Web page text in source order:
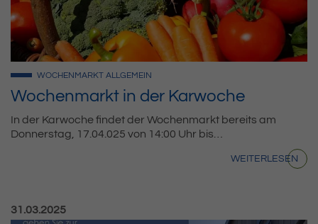
Wochenmarkt in der Karwoche
WOCHENMARKT ALLGEMEIN
In der Karwoche findet der Wochenmarkt bereits am
Donnerstag, 17.04.025 von 14:00 Uhr bis…
WEITERLESEN
Veröffentlicht am:
31.03.2025